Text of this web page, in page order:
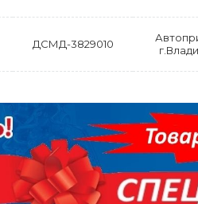
КРУГ ПОВОРОТНЫЙ
29 668,20 Р
В КОРЗИНУ
ДСМД-3829010